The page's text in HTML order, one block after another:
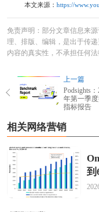
本文来源： https://
免责声明：部分文章信息来
理、排版、编辑，是出于传
内容的真实性，不承担任何法
上一篇
Podsights：
年第一季
指标报告
相关网络营销
到